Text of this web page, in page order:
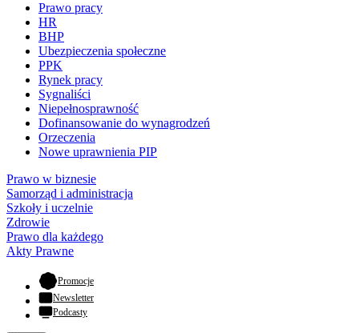
Prawo pracy
HR
BHP
Ubezpieczenia społeczne
PPK
Rynek pracy
Sygnaliści
Niepełnosprawność
Dofinansowanie do wynagrodzeń
Orzeczenia
Nowe uprawnienia PIP
Prawo w biznesie
Samorząd i administracja
Szkoły i uczelnie
Zdrowie
Prawo dla każdego
Akty Prawne
Promocje- otwiera się w nowej karcie
Newsletter
Podcasty